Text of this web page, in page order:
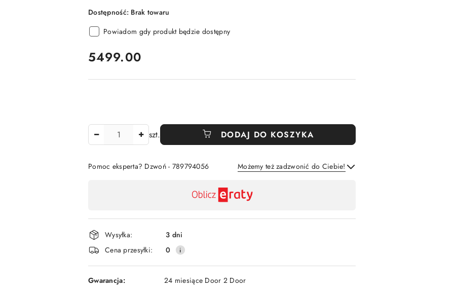
Dostępność: Brak towaru
Powiadom gdy produkt będzie dostępny
cena:
5499.00
szt. DODAJ DO KOSZYKA
Pomoc eksperta? Dzwoń - 789794056 Możemy też zadzwonić do Ciebie!
płatność
i
dostawa
Wysyłka:
3 dni
Cena przesyłki:
0
Gwarancja: 24 miesiące Door 2 Door